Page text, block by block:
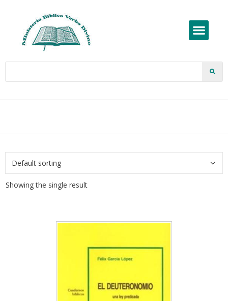
Showing the single result